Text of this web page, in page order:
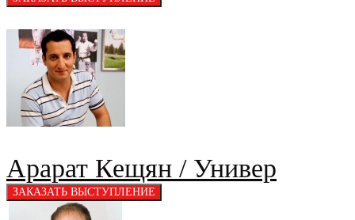
Арарат Кещян / Универ